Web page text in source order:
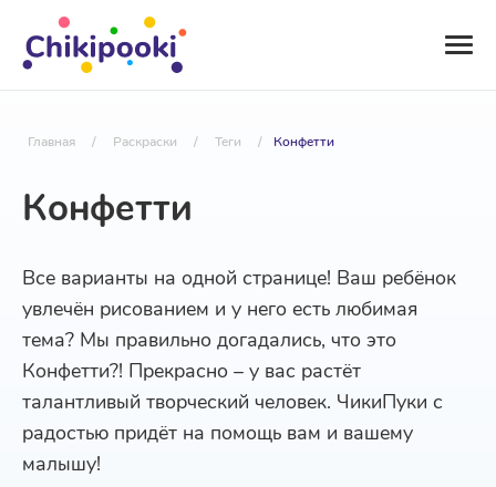
Главная / Раскраски / Теги / Конфетти
Конфетти
Все варианты на одной странице! Ваш ребёнок
увлечён рисованием и у него есть любимая
тема? Мы правильно догадались, что это
Конфетти?! Прекрасно – у вас растёт
талантливый творческий человек. ЧикиПуки с
радостью придёт на помощь вам и вашему
малышу!